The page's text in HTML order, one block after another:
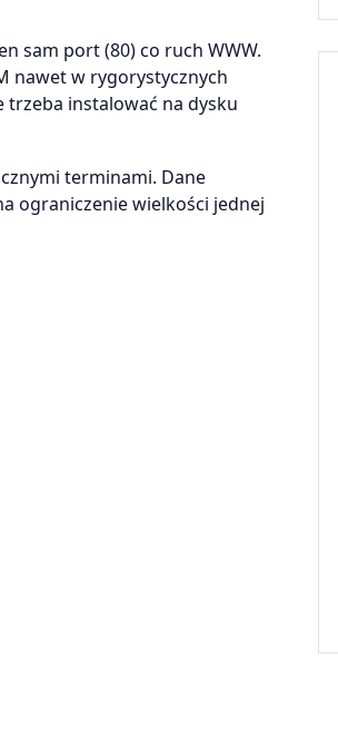
sam port (80) co ruch WWW.
nawet w rygorystycznych
instalować na dysku
terminami. Dane
ograniczenie wielkości jednej